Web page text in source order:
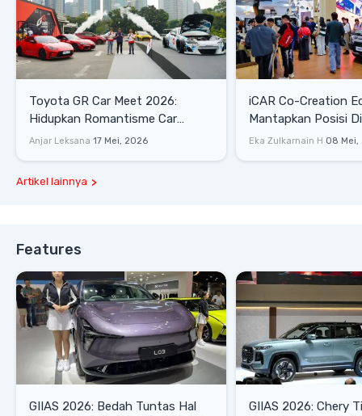
Toyota GR Car Meet 2026:
Hidupkan Romantisme Car
Culture Era 90-an
Anjar Leksana 17 Mei, 2026
iCAR Co-Creation
Mantapkan Posisi
Gaya Hidup
Eka Zulkarnain H 08 Mei,
Artikel lainnya
Features
GIIAS 2026: Bedah Tuntas Hal
GIIAS 2026: Chery